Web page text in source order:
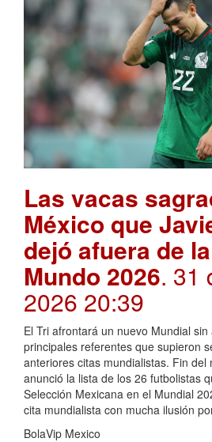
Las vacas
México que
dejó afuera de
Mundo 2026. 31
2026 20:39
El Tri afrontará un nuevo Mundial
principales referentes que supieron
anteriores citas mundialistas. Fin del
anunció la lista de los 26 futbolistas
Selección Mexicana en el Mundial
cita mundialista con mucha ilusión
BolaVip Mexico